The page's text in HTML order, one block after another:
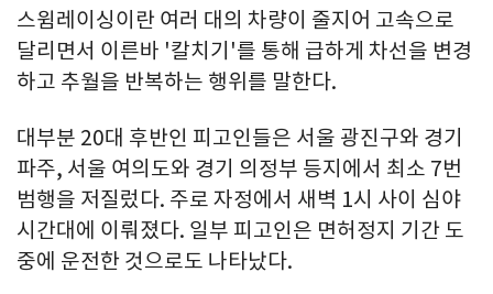
스윔레이싱이란 여러 대의 차량이 줄지어 고속으로
달리면서 이른바 '칼치기'를 통해 급하게 차선을 변경
하고 추월을 반복하는 행위를 말한다.
대부분 20대 후반인 피고인들은 서울 광진구와 경기
파주, 서울 여의도와 경기 의정부 등지에서 최소 7번
범행을 저질렀다. 주로 자정에서 새벽 1시 사이 심야
시간대에 이뤄졌다. 일부 피고인은 면허정지 기간 도
중에 운전한 것으로도 나타났다.